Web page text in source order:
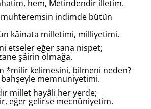
hem, Metindendir illetim.
indimde bütün
kâinata milletimi, milliyetimi.
etseler eğer sana nispet;
şâirin olmağa.
*milir kelimesini, bilmeni neden?
memnuniyetimi.
millet hayâli her yerde;
eğer gelirse mecnûniyetim.